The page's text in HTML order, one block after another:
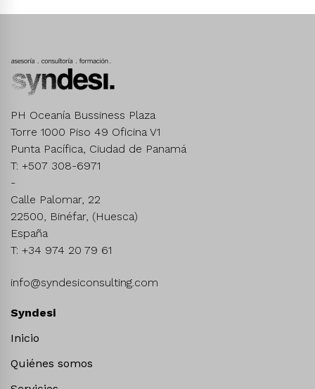
PH Oceanía Bussiness Plaza
Torre 1000 Piso 49 Oficina V1
Punta Pacífica, Ciudad de Panamá
T: +507 308-6971
-
Calle Palomar, 22
22500, Binéfar, (Huesca)
España
T: +34 974 20 79 61
info@syndesiconsulting.com
Syndesi
Inicio
Quiénes somos